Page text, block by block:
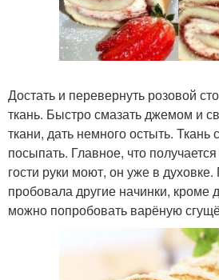
Достать и перевернуть розовой
ткань. Быстро смазать джемом и
ткани, дать немного остыть. Ткань
посыпать. Главное, что
гости руки моют, он уже в
пробовала другие начинки,
можно попробовать варёную